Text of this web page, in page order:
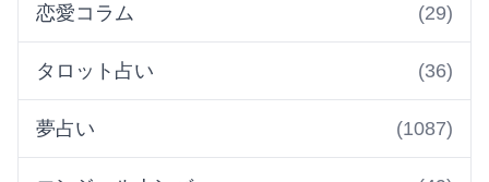
恋愛コラム (29)
タロット占い (36)
夢占い (1087)